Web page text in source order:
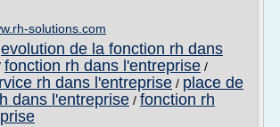
solutions.com
evolution de la fonction rh dans
fonction rh dans l'entreprise /
rh dans l'entreprise / place de
dans l'entreprise / fonction rh